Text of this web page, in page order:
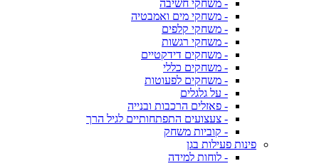
- משחקי חשיבה
- משחקי מים ואמבטיה
- משחקי קלפים
- משחקי רגשות
- משחקים דידקטיים
- משחקים כללי
- משחקים לפעוטות
- על גלגלים
- פאזלים הרכבות ובנייה
- צעצועים התפתחותיים לגיל הרך
- קוביות משחק
פינות פעילות בגן
- לוחות למידה